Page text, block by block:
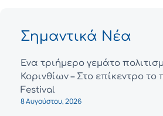
Σημαντικά Νέα
Ένα τριήμερο γεμάτο
Κορινθίων – Στο επίκεντρο
Festival
8 Αυγούστου, 2026